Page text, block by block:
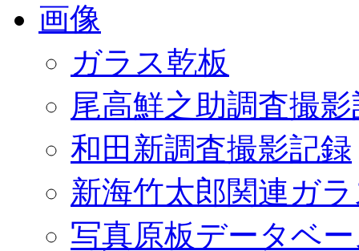
画像
ガラス乾板
尾高鮮之助調査撮
和田新調査撮影記録
新海竹太郎関連ガ
写真原板データベ